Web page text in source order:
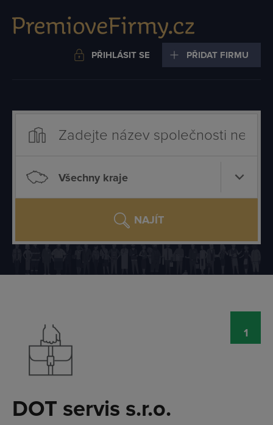
PŘIHLÁSIT SE PŘIDAT FIRMU
Všechny kraje
NAJÍT
DOT servis s.r.o.
1